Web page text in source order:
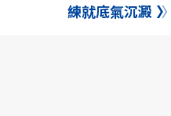
練就底氣沉澱